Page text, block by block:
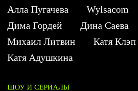
Алла Пугачева
Wylsacom
Дима Гордей
Дина Саева
Михаил Литвин
Катя Клэп
Катя Адушкина
ШОУ И СЕРИАЛЫ